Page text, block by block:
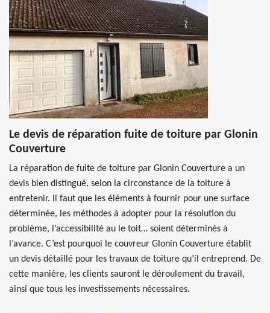
Le devis de réparation fuite de toiture par Glonin
Couverture
La réparation de fuite de toiture par Glonin Couverture a un
devis bien distingué, selon la circonstance de la toiture à
entretenir. Il faut que les éléments à fournir pour une surface
déterminée, les méthodes à adopter pour la résolution du
problème, l’accessibilité au le toit… soient déterminés à
l’avance. C’est pourquoi le couvreur Glonin Couverture établit
un devis détaillé pour les travaux de toiture qu’il entreprend. De
cette manière, les clients sauront le déroulement du travail,
ainsi que tous les investissements nécessaires.